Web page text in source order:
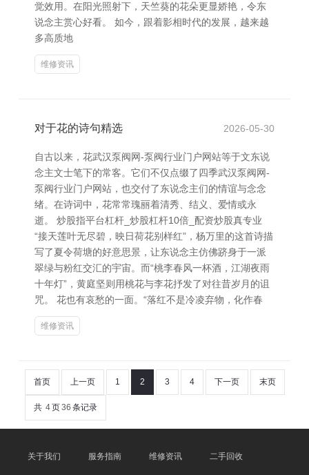
觉效用。在阳光照射下，天竺葵的花朵更显娇艳，令东
说念主赏心好看。 如今，跟着影相时代的发展，越来越
多高质地
维修资讯
对于花的诗句精选 2026-05-30
自古以来，花武汉泵阀网-泵阀行业门户网站等于文东说
念主文士笔下的常客。它们不仅点缀了四季武汉泵阀网-
泵阀行业门户网站，也交付了东说念主们的情谊与念念
绪。在诗词中，花常常瑰丽着清秀、结义、爱情或永
逝。 炒股指平台杠杆_炒股杠杆10倍_配资炒股真专业
“接天莲叶无尽碧，映日荷花别样红”，杨万里的这首诗描
写了夏令荷塘的好意思景，让东说念主仿佛跻身于一派
翠绿与粉红交汇的宇宙。而“桃李春风一杯酒，江湖夜雨
十年灯”，黄庭坚则用桃花与李花抒发了对往昔岁月的诅
咒。 花也有哀愁的一面。“落红不是冷凌弃物，化作春
维修资讯
首页 上一页 1 2 3 4 下一页 末页
共 4页36 条记录
关于我们 服务指南 维修资讯 二手回收